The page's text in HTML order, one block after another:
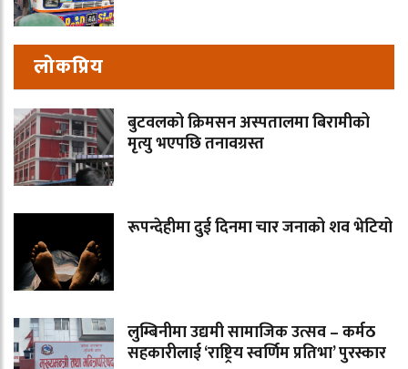
लोकप्रिय
बुटवलको क्रिमसन अस्पतालमा बिरामीको
मृत्यु भएपछि तनावग्रस्त
रूपन्देहीमा दुई दिनमा चार जनाको शव भेटियो
लुम्बिनीमा उद्यमी सामाजिक उत्सव – कर्मठ
सहकारीलाई ‘राष्ट्रिय स्वर्णिम प्रतिभा’ पुरस्कार